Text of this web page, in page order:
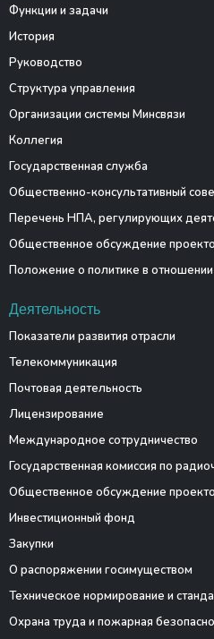
Функции и задачи
История
Руководство
Структура управления
Организации системы Минсвязи
Коллегия
Государственная служба
Общественно-консультативный
Перечень НПА, регулирующих
Общественное обсуждение
Положение о политике в отношении
Деятельность
Показатели развития отрасли
Телекоммуникация
Почтовая деятельность
Лицензирование
Международное сотрудничество
Государственная комиссия по
Общественное обсуждение
Инвестиционный фонд
Закупки
О распоряжении госимуществом
Техническое нормирование и
Охрана труда и пожарная